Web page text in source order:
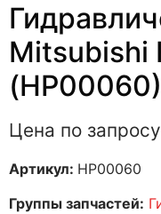
Mitsubishi
(HP00060)
Цена по запросу
Артикул: HP00060
Группы запчастей: